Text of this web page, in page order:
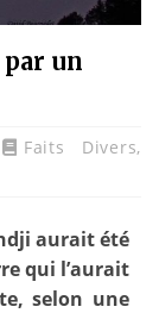
par un
Faits Divers,
aurait été
qui l’aurait
selon une